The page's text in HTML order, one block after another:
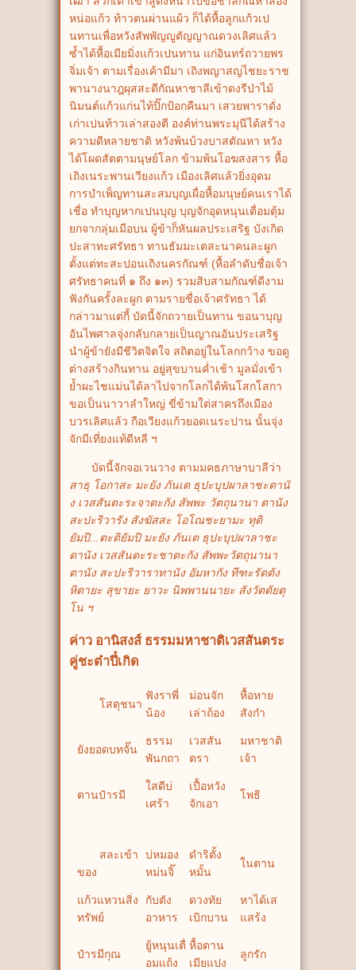
หน่อแก้ว ท้าวตนผ่านแผ้ว ก็ได้หื้อลูกแก้วเป
นทานเพื่อหวังสัพพัญญูตัญญาณดวงเลิศแล้ว
ซ้ำได้หื้อเมียมิ่งแก้วเปนทาน แก่อินทร์ถวายพร
จิ่มเจ้า ตามเรื่องเค้ามีมา เถิงพญาสญไชยะราช
พานางนาฎผุสสะดีกัณหาชาลีเข้าดงรีป่าไม้
นิมนต์แก้วแก่นไท้ปิ๊กป้อกคืนมา เสวยพาราดั่ง
เก่าเปนท้าวเล่าสองตี องค์ท่านพระมุนีได้สร้าง
ความดีหลายชาติ หวังพ้นบ้วงบาสตัณหา หวัง
ได้โผดสัตตามนุษย์โลก ข้ามพ้นโอฆสงสาร หื้อ
เถิงเนระพานเวียงแก้ว เมืองเลิศแล้วยิ่งอุดม
การบำเพ็ญทานสะสมบุญเผื่อหื้อมนุษย์คนเราได้
เชื่อ ทำบุญหากเปนบุญ บุญจักอุดหนุนเตื่อมตุ้ม
ยกจากลุ่มเมือบน ผู้ข้าก็หันผลประเสริฐ บังเกิด
ปะสาทะศรัทธา ทานธัมมะเตสะนาคนละผูก
ตั้งแต่ทะสะปอนเถิงนครกัณฑ์ (หื้อลำดับชื่อเจ้า
ศรัทธาคนที่ ๑ ถึง ๑๓) รวมสิบสามกัณฑ์ดีงาม
ฟังกันครั้งละผูก ตามรายชื่อเจ้าศรัทธา ได้
กล่าวมาแต่กี้ บัดนี้จักถวายเป็นทาน ขอนาบุญ
อันไพศาลจุ่งกลับกลายเป็นญาณอันประเสริฐ
นำผู้ข้ายังมีชีวิตจิตใจ สถิตอยู่ในโลกกว้าง ขอดู
ต่างสร้างกินทาน อยู่สุขบานค่ำเช้า มูลมั่งเข้า
ย้ำผะไชแม่นได้ลาไปจากโลกได้พ้นโสกโสกา
ขอเป็นนาวาลำใหญ่ ขี่ข้ามใต่สาครถึงเมือง
บวรเลิศแล้ว กือเวียงแก้วยอดเนระปาน นั้นจุ่ง
จักมีเที่ยงแท้ดีหลี ฯ
บัดนี้จักจอเวนวาง ตามมคธภาษาบาลีว่า
สาธุ โอกาสะ มะยัง ภันเต ธุปะบุปผาลาชะตานั
ง เวสสันตะระจาตะกัง สัพพะ วัตถุนานา ตานัง
สะปะริวารัง สังฆัสสะ โอโณชะยามะ ทุติ
ยัมปิ...ตะติยัมปิ มะยัง ภันเต ธุปะบุปผาลาชะ
ตานัง เวสสันตะระชาตะกัง สัพพะวัตถุนานา
ตานัง สะปะริวาราทานัง อัมหากัง ทีฑะรัตตัง
หิตายะ สุขายะ ยาวะ นิพพานนายะ สังวัตตัยตุ
โน ฯ
ค่าว อานิสงส์ ธรรมมหาชาติเวสสันตระ
คู่ชะต๋าปี๋เกิด
โสตุชนา
ฟังราพี่
น้อง
ม่อนจัก
เล่าถ้อง
หื้อหาย
สังก๋า
ยังยอดบทจั๊น
ธรรม
พันกถา
เวสสัน
ตรา
มหาชาติ
เจ้า
ตานป๋ารมี
ใสดีบ่
เศร้า
เปื้อหวัง
จักเอา
โพธิ
สละเข้า
ของ
บ่หมอง
หม่นจิ๊
ดำริตั้ง
หมั้น
ในตาน
แก้วแหวนสิ่ง
ทรัพย์
กับตัง
อาหาร
ดวงทัย
เบิกบาน
หาได้เส
แสร้ง
ป๋ารมีกุณ
ยู้หนุนเตื่
อมแถ้ง
หื้อตาน
เมียแปง
ลูกรัก